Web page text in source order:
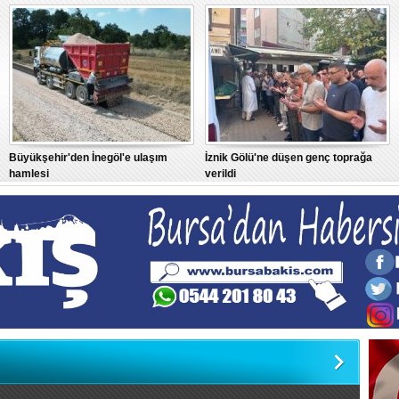
Büyükşehir'den İnegöl'e ulaşım
hamlesi
İznik Gölü'ne düşen genç toprağa
verildi